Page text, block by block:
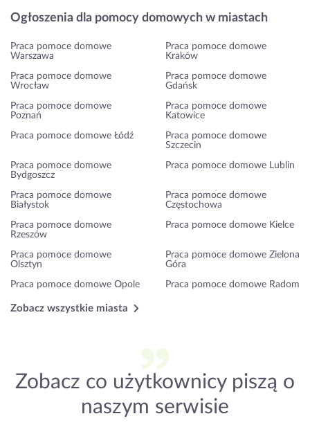
Ogłoszenia dla pomocy domowych w miastach
Praca pomoce domowe
Warszawa
Praca pomoce domowe
Kraków
Praca pomoce domowe
Wrocław
Praca pomoce domowe
Gdańsk
Praca pomoce domowe
Poznań
Praca pomoce domowe
Katowice
Praca pomoce domowe Łódź
Praca pomoce domowe
Szczecin
Praca pomoce domowe
Bydgoszcz
Praca pomoce domowe Lublin
Praca pomoce domowe
Białystok
Praca pomoce domowe
Częstochowa
Praca pomoce domowe
Rzeszów
Praca pomoce domowe Kielce
Praca pomoce domowe
Olsztyn
Praca pomoce domowe Zielona
Góra
Praca pomoce domowe Opole Praca pomoce domowe Radom
Zobacz wszystkie miasta
Zobacz co użytkownicy piszą o
naszym serwisie